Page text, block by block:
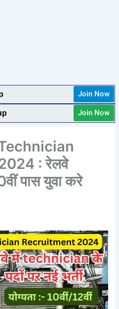
Join Now
Join Now
: रेलवे
पास युवा करे